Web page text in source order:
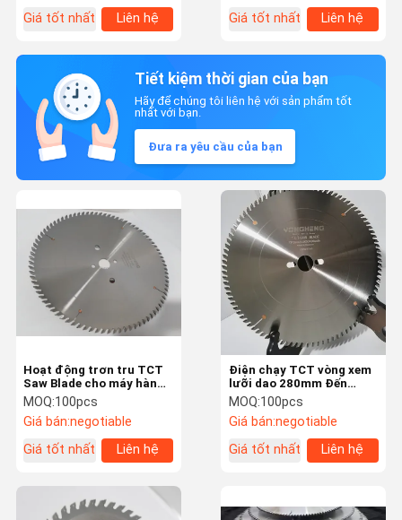
Giá tốt nhất
Liên hệ
Giá tốt nhất
Liên hệ
Tiết kiệm thời gian của bạn
Hãy để chúng tôi liên hệ với sản phẩm tốt
nhất với bạn.
Đưa ra yêu cầu của bạn
Điện chạy TCT vòng xem
lưỡi dao 280mm Đến
1825mm đường kính
MOQ:100pcs
Giá bán:negotiable
Giá tốt nhất
Liên hệ
Hoạt động trơn tru TCT
Saw Blade cho máy hàn
và nghiền tự động
MOQ:100pcs
Giá bán:negotiable
Giá tốt nhất
Liên hệ